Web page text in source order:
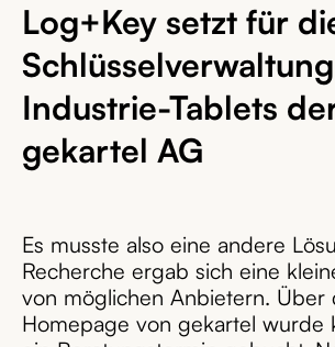
Log+Key setzt für
Industrie-Tablets
gekartel AG
Es musste also eine andere
Recherche ergab sich eine
von möglichen Anbietern. Über
Homepage von gekartel wurde